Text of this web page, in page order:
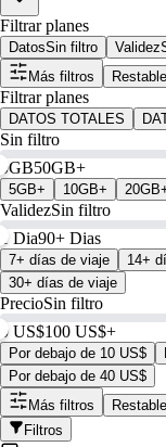
Filtrar planes
DatosSin filtro Validez
Más filtros
Filtrar planes
DATOS TOTALES
Sin filtro
0GB50GB+
5GB+ 10GB+
ValidezSin filtro
1 Dia90+ Dias
7+ días de viaje 14+
30+ días de viaje
PrecioSin filtro
0 US$100 US$+
Por debajo de 10 US$
Por debajo de 40 US$
Más filtros
Filtros